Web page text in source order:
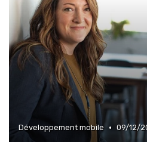
Développement mobile • 09/12/